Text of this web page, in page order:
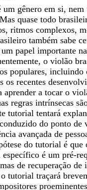
gênero em si,
quase todo
ritmos complexos,
também sabe
papel importante
o violão
populares, incluindo
os recentes
aprender a tocar o
regras intrínsecas
tutorial tentará
do ponto de
avançada de
do tutorial é que
é um pré-
de recuperação de
tutorial traçará